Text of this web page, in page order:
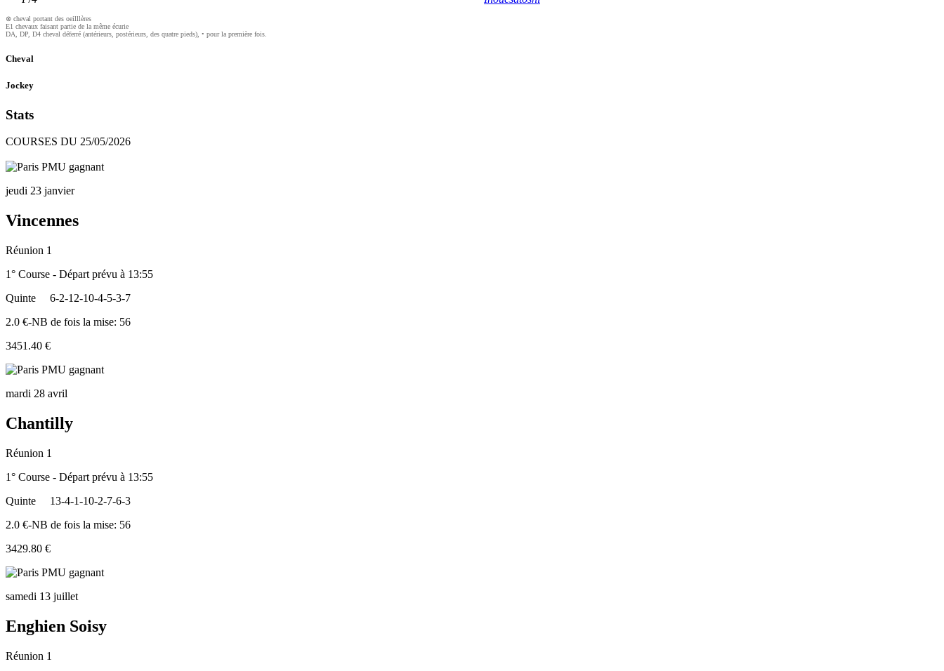
⊗ cheval portant des oeilllères
E1 chevaux faisant partie de la même écurie
DA, DP, D4 cheval déferré (antérieurs, postérieurs, des quatre pieds), • pour la première fois.
Cheval
Jockey
Stats
COURSES DU 25/05/2026
jeudi 23 janvier
Vincennes
Réunion 1
1° Course - Départ prévu à 13:55
Quinte
6-2-12-10-4-5-3-7
2.0 €-NB de fois la mise: 56
3451.40 €
mardi 28 avril
Chantilly
Réunion 1
1° Course - Départ prévu à 13:55
Quinte
13-4-1-10-2-7-6-3
2.0 €-NB de fois la mise: 56
3429.80 €
samedi 13 juillet
Enghien Soisy
Réunion 1